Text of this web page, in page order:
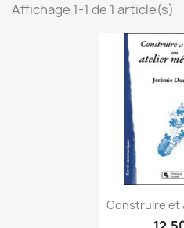
Affichage 1-1 de 1 article(s)

Construire et